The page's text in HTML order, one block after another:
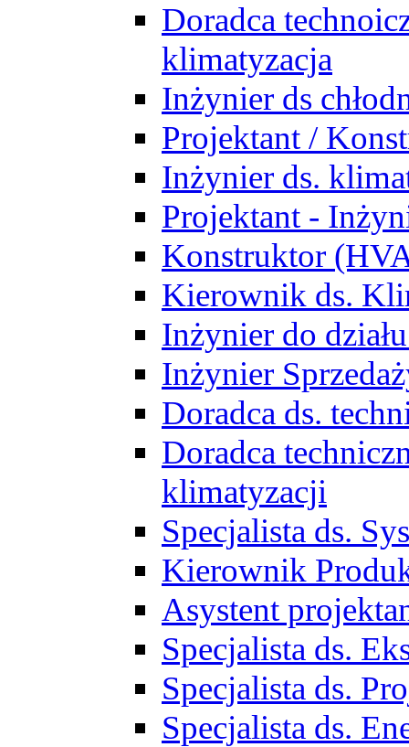
Doradca
klimatyzacja
Inżynier ds
Projektant /
Inżynier ds.
Projektant -
Konstruktor
Kierownik ds.
Inżynier do
Inżynier
Doradca ds.
Doradca
klimatyzacji
Specjalista ds.
Kierownik
Asystent
Specjalista ds.
Specjalista ds.
Specjalista ds.